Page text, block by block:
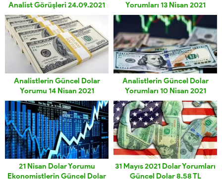
Analist Görüşleri 24.09.2021
Yorumları 13 Nisan 2021
Analistlerin Güncel Dolar
Yorumu 14 Nisan 2021
Analistlerin Güncel Dolar
Yorumları 10 Nisan 2021
21 Nisan Dolar Yorumu
Ekonomistlerin Güncel Dolar
31 Mayıs 2021 Dolar Yorumları
Güncel Dolar 8.58 TL